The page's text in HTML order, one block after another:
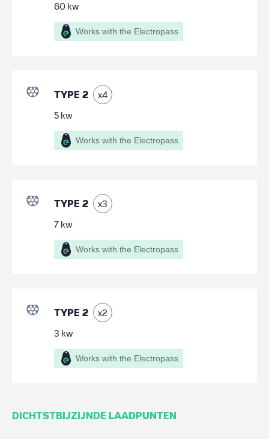
60 kw
Works with the Electropass
TYPE 2 x4
5 kw
Works with the Electropass
TYPE 2 x3
7 kw
Works with the Electropass
TYPE 2 x2
3 kw
Works with the Electropass
DICHTSTBIJZIJNDE LAADPUNTEN